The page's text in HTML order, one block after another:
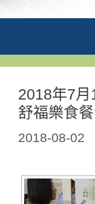
2018年7月
舒福樂食
2018-08-02